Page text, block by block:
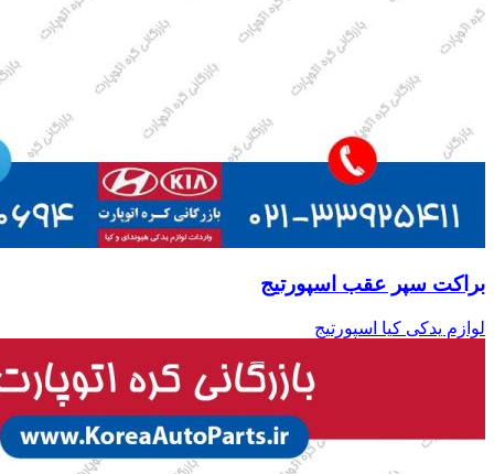
براکت سپر عقب اسپورتیج
لوازم یدکی کیا اسپورتیج